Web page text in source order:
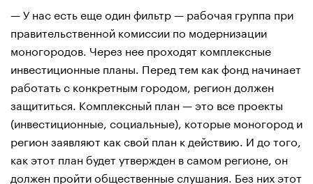
— У нас есть еще один фильтр — рабочая группа при
правительственной комиссии по модернизации
моногородов. Через нее проходят комплексные
инвестиционные планы. Перед тем как фонд начинает
работать с конкретным городом, регион должен
защититься. Комплексный план — это все проекты
(инвестиционные, социальные), которые моногород и
регион заявляют как свой план к действию. И до того,
как этот план будет утвержден в самом регионе, он
должен пройти общественные слушания. Без них этот